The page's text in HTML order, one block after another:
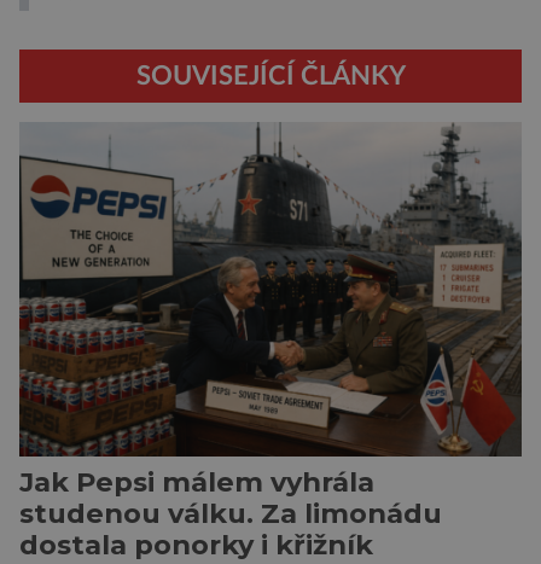
SOUVISEJÍCÍ ČLÁNKY
Jak Pepsi málem vyhrála
studenou válku. Za limonádu
dostala ponorky i křižník